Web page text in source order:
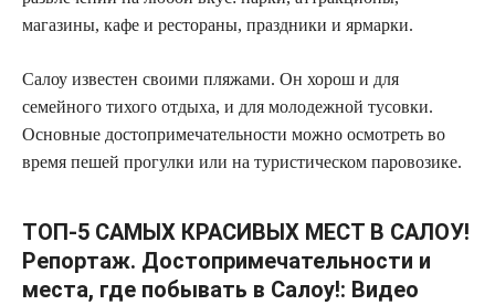
магазины, кафе и рестораны, праздники и ярмарки.
Салоу известен своими пляжами. Он хорош и для
семейного тихого отдыха, и для молодежной тусовки.
Основные достопримечательности можно осмотреть во
время пешей прогулки или на туристическом паровозике.
ТОП-5 САМЫХ КРАСИВЫХ МЕСТ В САЛОУ!
Репортаж. Достопримечательности и
места, где побывать в Салоу!: Видео